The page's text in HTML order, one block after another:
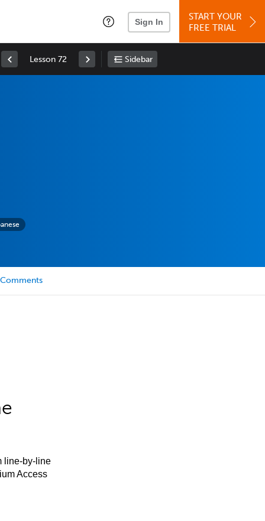
Sign In
START YOUR
FREE TRIAL
Lesson 72 Sidebar
Comments
line-by-line
Access